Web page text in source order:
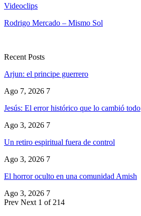
Videoclips
Rodrigo Mercado – Mismo Sol
Recent Posts
Arjun: el principe guerrero
Ago 7, 2026 7
Jesús: El error histórico que lo cambió todo
Ago 3, 2026 7
Un retiro espiritual fuera de control
Ago 3, 2026 7
El horror oculto en una comunidad Amish
Ago 3, 2026 7
Prev Next 1 of 214